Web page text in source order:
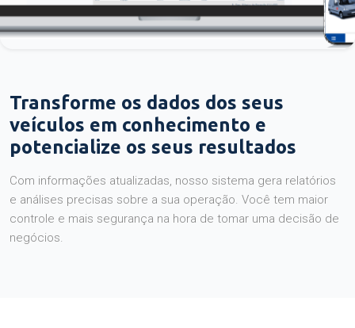
Transforme os dados dos seus
veículos em conhecimento e
potencialize os seus resultados
Com informações atualizadas, nosso sistema gera relatórios
e análises precisas sobre a sua operação. Você tem maior
controle e mais segurança na hora de tomar uma decisão de
negócios.